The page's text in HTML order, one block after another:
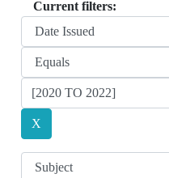
Current filters: